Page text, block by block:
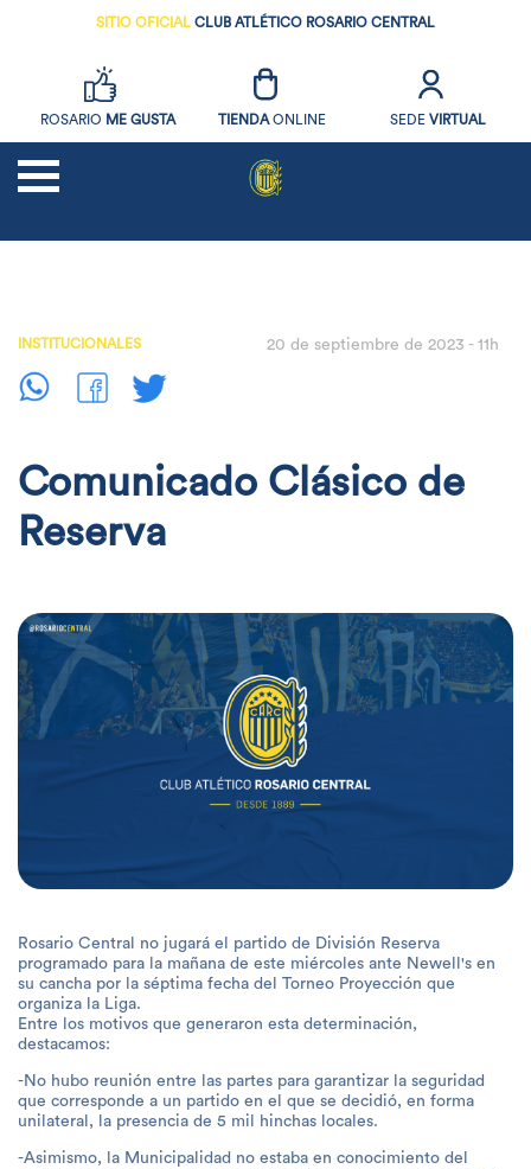
SITIO OFICIAL CLUB ATLÉTICO ROSARIO CENTRAL
ROSARIO ME GUSTA TIENDA ONLINE SEDE VIRTUAL
SOCIOS
EL CLUB
INSTITUCIONALES 20 de septiembre de 2023 - 11h
Comunicado Clásico de
Reserva
Rosario Central no jugará el partido de División Reserva
programado para la mañana de este miércoles ante Newell's en
su cancha por la séptima fecha del Torneo Proyección que
organiza la Liga.
Entre los motivos que generaron esta determinación,
destacamos:
-No hubo reunión entre las partes para garantizar la seguridad
que corresponde a un partido en el que se decidió, en forma
unilateral, la presencia de 5 mil hinchas locales.
-Asimismo, la Municipalidad no estaba en conocimiento del